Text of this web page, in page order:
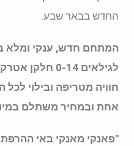
החדש בבאר שבע.
המתחם חדש, ענקי ומלא
לגילאים 0-14
חוויה מטריפה ובילוי
אחת ובמחיר משתלם
"פאנקי מאנקי באי